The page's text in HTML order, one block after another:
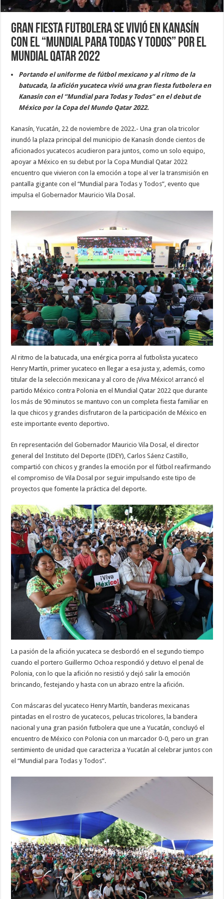
Gran fiesta futbolera se vivió en Kanasín
con el “Mundial para Todas y Todos” por el
Mundial Qatar 2022
Portando el uniforme de fútbol mexicano y al ritmo de la
batucada, la afición yucateca vivió una gran fiesta futbolera en
Kanasín con el “Mundial para Todas y Todos” en el debut de
México por la Copa del Mundo Qatar 2022.
Kanasín, Yucatán, 22 de noviembre de 2022.- Una gran ola tricolor
inundó la plaza principal del municipio de Kanasín donde cientos de
aficionados yucatecos acudieron para juntos, como un solo equipo,
apoyar a México en su debut por la Copa Mundial Qatar 2022
encuentro que vivieron con la emoción a tope al ver la transmisión en
pantalla gigante con el “Mundial para Todas y Todos”, evento que
impulsa el Gobernador Mauricio Vila Dosal.
Al ritmo de la batucada, una enérgica porra al futbolista yucateco
Henry Martín, primer yucateco en llegar a esa justa y, además, como
titular de la selección mexicana y al coro de ¡Viva México! arrancó el
partido México contra Polonia en el Mundial Qatar 2022 que durante
los más de 90 minutos se mantuvo con un completa fiesta familiar en
la que chicos y grandes disfrutaron de la participación de México en
este importante evento deportivo.
En representación del Gobernador Mauricio Vila Dosal, el director
general del Instituto del Deporte (IDEY), Carlos Sáenz Castillo,
compartió con chicos y grandes la emoción por el fútbol reafirmando
el compromiso de Vila Dosal por seguir impulsando este tipo de
proyectos que fomente la práctica del deporte.
La pasión de la afición yucateca se desbordó en el segundo tiempo
cuando el portero Guillermo Ochoa respondió y detuvo el penal de
Polonia, con lo que la afición no resistió y dejó salir la emoción
brincando, festejando y hasta con un abrazo entre la afición.
Con máscaras del yucateco Henry Martín, banderas mexicanas
pintadas en el rostro de yucatecos, pelucas tricolores, la bandera
nacional y una gran pasión futbolera que une a Yucatán, concluyó el
encuentro de México con Polonia con un marcador 0-0, pero un gran
sentimiento de unidad que caracteriza a Yucatán al celebrar juntos con
el “Mundial para Todas y Todos”.